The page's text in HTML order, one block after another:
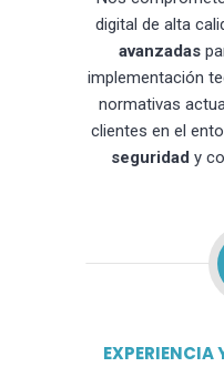
digital de alta
avanzadas
implementación
normativas
clientes en el
seguridad y
EXPERIENCIA